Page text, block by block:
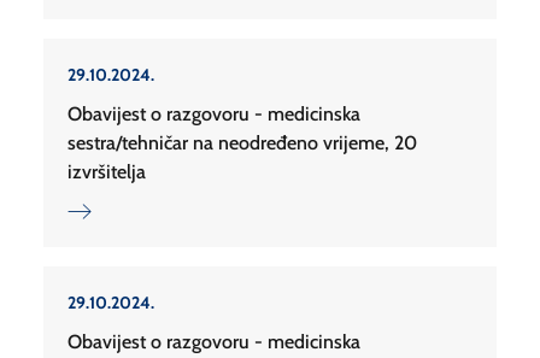
29.10.2024.
Obavijest o razgovoru - medicinska
sestra/tehničar na neodređeno vrijeme, 20
izvršitelja
29.10.2024.
Obavijest o razgovoru - medicinska